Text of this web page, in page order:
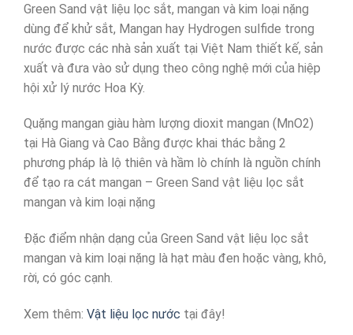
Green Sand vật liệu lọc sắt, mangan và kim loại nặng
dùng để khử sắt, Mangan hay Hydrogen sulfide trong
nước được các nhà sản xuất tại Việt Nam thiết kế, sản
xuất và đưa vào sử dụng theo công nghệ mới của hiệp
hội xử lý nước Hoa Kỳ.
Quặng mangan giàu hàm lượng dioxit mangan (MnO2)
tại Hà Giang và Cao Bằng được khai thác bằng 2
phương pháp là lộ thiên và hầm lò chính là nguồn chính
để tạo ra cát mangan – Green Sand vật liệu lọc sắt
mangan và kim loại nặng
Đặc điểm nhận dạng của Green Sand vật liệu lọc sắt
mangan và kim loại nặng là hạt màu đen hoặc vàng, khô,
rời, có góc cạnh.
Xem thêm: Vật liệu lọc nước tại đây!